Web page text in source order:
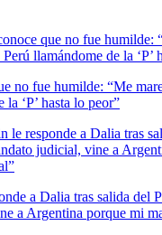
no fue humilde: “Me
‘P’ hasta lo peor”
a Dalia tras salida del
a Argentina porque mi